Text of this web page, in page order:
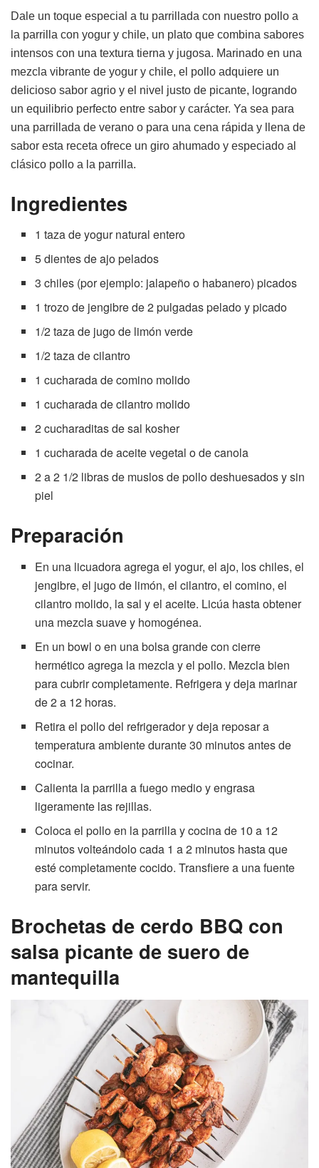
Dale un toque especial a tu parrillada con nuestro pollo a
la parrilla con yogur y chile, un plato que combina sabores
intensos con una textura tierna y jugosa. Marinado en una
mezcla vibrante de yogur y chile, el pollo adquiere un
delicioso sabor agrio y el nivel justo de picante, logrando
un equilibrio perfecto entre sabor y carácter. Ya sea para
una parrillada de verano o para una cena rápida y llena de
sabor esta receta ofrece un giro ahumado y especiado al
clásico pollo a la parrilla.
Ingredientes
1 taza de yogur natural entero
5 dientes de ajo pelados
3 chiles (por ejemplo: jalapeño o habanero) picados
1 trozo de jengibre de 2 pulgadas pelado y picado
1/2 taza de jugo de limón verde
1/2 taza de cilantro
1 cucharada de comino molido
1 cucharada de cilantro molido
2 cucharaditas de sal kosher
1 cucharada de aceite vegetal o de canola
2 a 2 1/2 libras de muslos de pollo deshuesados y sin
piel
Preparación
En una licuadora agrega el yogur, el ajo, los chiles, el
jengibre, el jugo de limón, el cilantro, el comino, el
cilantro molido, la sal y el aceite. Licúa hasta obtener
una mezcla suave y homogénea.
En un bowl o en una bolsa grande con cierre
hermético agrega la mezcla y el pollo. Mezcla bien
para cubrir completamente. Refrigera y deja marinar
de 2 a 12 horas.
Retira el pollo del refrigerador y deja reposar a
temperatura ambiente durante 30 minutos antes de
cocinar.
Calienta la parrilla a fuego medio y engrasa
ligeramente las rejillas.
Coloca el pollo en la parrilla y cocina de 10 a 12
minutos volteándolo cada 1 a 2 minutos hasta que
esté completamente cocido. Transfiere a una fuente
para servir.
Brochetas de cerdo BBQ con
salsa picante de suero de
mantequilla